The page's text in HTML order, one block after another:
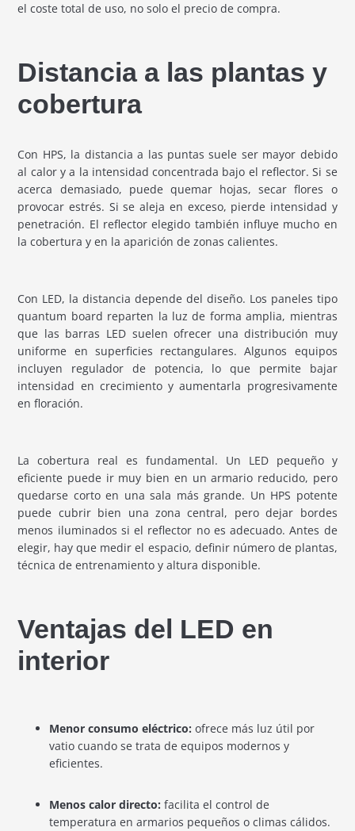
el coste total de uso, no solo el precio de compra.
Distancia a las plantas y
cobertura
Con HPS, la distancia a las puntas suele ser mayor debido
al calor y a la intensidad concentrada bajo el reflector. Si se
acerca demasiado, puede quemar hojas, secar flores o
provocar estrés. Si se aleja en exceso, pierde intensidad y
penetración. El reflector elegido también influye mucho en
la cobertura y en la aparición de zonas calientes.
Con LED, la distancia depende del diseño. Los paneles tipo
quantum board reparten la luz de forma amplia, mientras
que las barras LED suelen ofrecer una distribución muy
uniforme en superficies rectangulares. Algunos equipos
incluyen regulador de potencia, lo que permite bajar
intensidad en crecimiento y aumentarla progresivamente
en floración.
La cobertura real es fundamental. Un LED pequeño y
eficiente puede ir muy bien en un armario reducido, pero
quedarse corto en una sala más grande. Un HPS potente
puede cubrir bien una zona central, pero dejar bordes
menos iluminados si el reflector no es adecuado. Antes de
elegir, hay que medir el espacio, definir número de plantas,
técnica de entrenamiento y altura disponible.
Ventajas del LED en
interior
Menor consumo eléctrico: ofrece más luz útil por
vatio cuando se trata de equipos modernos y
eficientes.
Menos calor directo: facilita el control de
temperatura en armarios pequeños o climas cálidos.